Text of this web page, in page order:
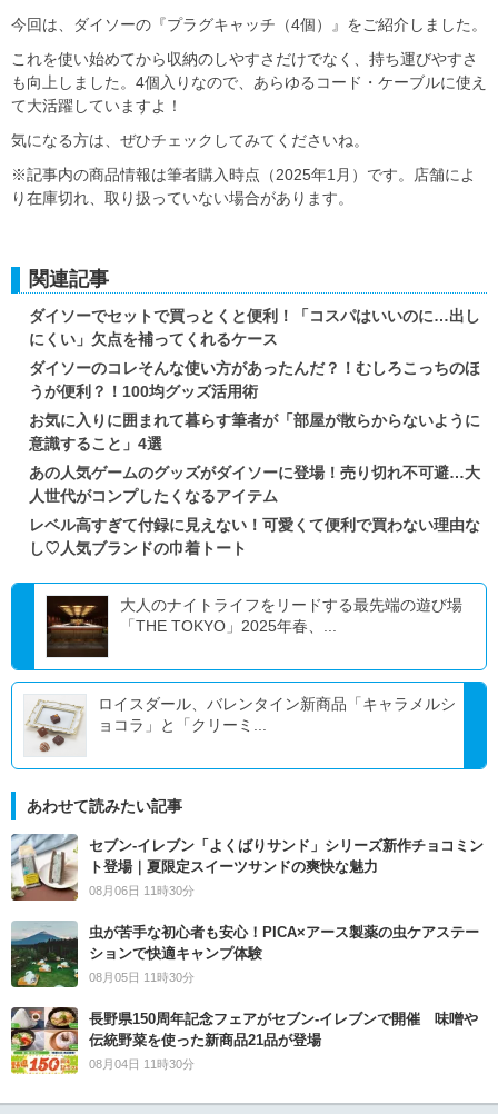
今回は、ダイソーの『プラグキャッチ（4個）』をご紹介しました。
これを使い始めてから収納のしやすさだけでなく、持ち運びやすさ
も向上しました。4個入りなので、あらゆるコード・ケーブルに使え
て大活躍していますよ！
気になる方は、ぜひチェックしてみてくださいね。
※記事内の商品情報は筆者購入時点（2025年1月）です。店舗によ
り在庫切れ、取り扱っていない場合があります。
関連記事
ダイソーでセットで買っとくと便利！「コスパはいいのに…出し
にくい」欠点を補ってくれるケース
ダイソーのコレそんな使い方があったんだ？！むしろこっちのほ
うが便利？！100均グッズ活用術
お気に入りに囲まれて暮らす筆者が「部屋が散らからないように
意識すること」4選
あの人気ゲームのグッズがダイソーに登場！売り切れ不可避…大
人世代がコンプしたくなるアイテム
レベル高すぎて付録に見えない！可愛くて便利で買わない理由な
し♡人気ブランドの巾着トート
大人のナイトライフをリードする最先端の遊び場
「THE TOKYO」2025年春、...
ロイスダール、バレンタイン新商品「キャラメルシ
ョコラ」と「クリーミ...
あわせて読みたい記事
セブン‐イレブン「よくばりサンド」シリーズ新作チョコミン
ト登場｜夏限定スイーツサンドの爽快な魅力
08月06日 11時30分
虫が苦手な初心者も安心！PICA×アース製薬の虫ケアステー
ションで快適キャンプ体験
08月05日 11時30分
長野県150周年記念フェアがセブン-イレブンで開催 味噌や
伝統野菜を使った新商品21品が登場
08月04日 11時30分